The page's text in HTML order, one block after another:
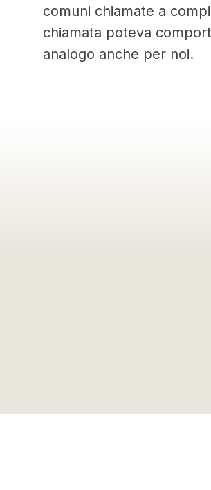
comuni chiamate a
chiamata poteva
analogo anche per noi.